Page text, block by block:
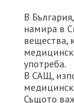
В
намира в
вещества,
употреба.
В САЩ,
Същото